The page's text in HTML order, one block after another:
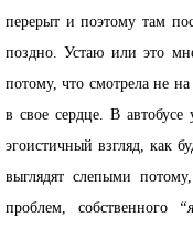
перерыт и поэтому там
поздно. Устаю или это
потому, что смотрела не
в свое сердце. В
эгоистичный взгляд, как
выглядят слепыми
проблем, собственного